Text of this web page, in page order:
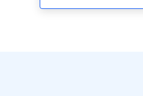
取引先としての選定業務、営業